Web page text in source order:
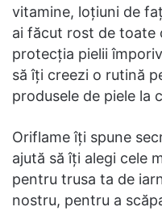
vitamine, loțiuni de
ai făcut rost de toate
protecția pielii
să îți creezi o rutină
produsele de piele la
Oriflame îți spune
ajută să îți alegi cele
pentru trusa ta de
nostru, pentru a